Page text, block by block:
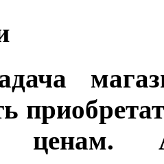
ценам. А